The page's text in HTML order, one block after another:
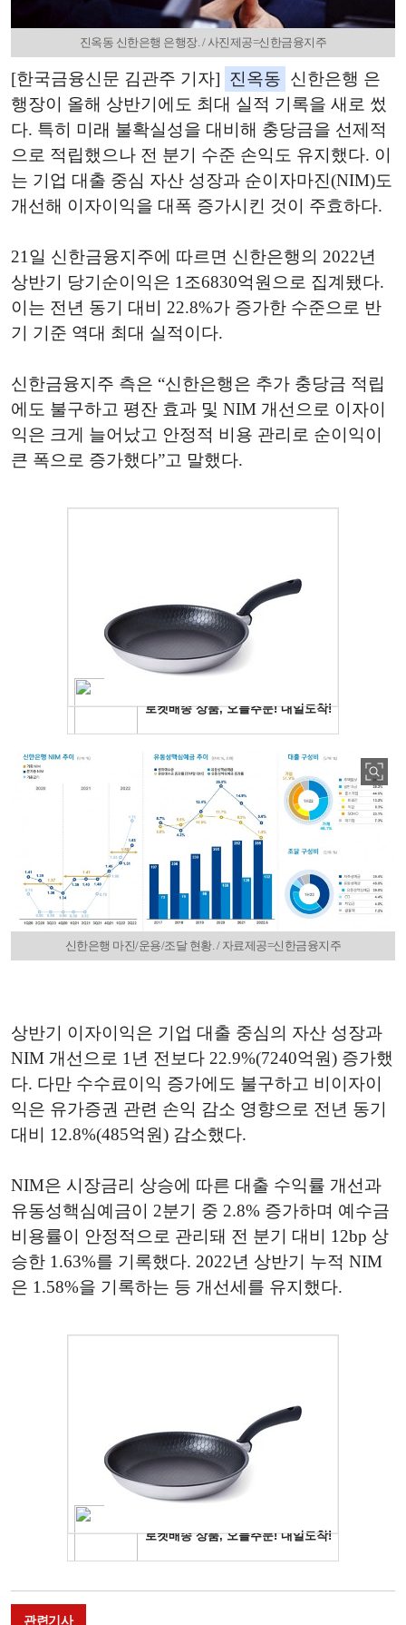
진옥동 신한은행 은행장. / 사진제공=신한금융지주
[한국금융신문 김관주 기자] 진옥동 신한은행 은
행장이 올해 상반기에도 최대 실적 기록을 새로 썼
다. 특히 미래 불확실성을 대비해 충당금을 선제적
으로 적립했으나 전 분기 수준 손익도 유지했다. 이
는 기업 대출 중심 자산 성장과 순이자마진(NIM)도
개선해 이자이익을 대폭 증가시킨 것이 주효하다.
21일 신한금융지주에 따르면 신한은행의 2022년
상반기 당기순이익은 1조6830억원으로 집계됐다.
이는 전년 동기 대비 22.8%가 증가한 수준으로 반
기 기준 역대 최대 실적이다.
신한금융지주 측은 “신한은행은 추가 충당금 적립
에도 불구하고 평잔 효과 및 NIM 개선으로 이자이
익은 크게 늘어났고 안정적 비용 관리로 순이익이
큰 폭으로 증가했다”고 말했다.
신한은행 마진/운용/조달 현황. / 자료제공=신한금융지주
상반기 이자이익은 기업 대출 중심의 자산 성장과
NIM 개선으로 1년 전보다 22.9%(7240억원) 증가했
다. 다만 수수료이익 증가에도 불구하고 비이자이
익은 유가증권 관련 손익 감소 영향으로 전년 동기
대비 12.8%(485억원) 감소했다.
NIM은 시장금리 상승에 따른 대출 수익률 개선과
유동성핵심예금이 2분기 중 2.8% 증가하며 예수금
비용률이 안정적으로 관리돼 전 분기 대비 12bp 상
승한 1.63%를 기록했다. 2022년 상반기 누적 NIM
은 1.58%을 기록하는 등 개선세를 유지했다.
관련기사